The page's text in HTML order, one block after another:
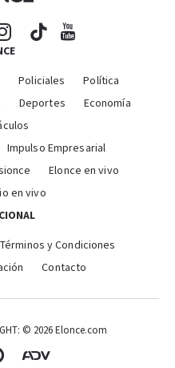
Policiales
Política
Deportes
Economía
Impulso Empresarial
Elonce en vivo
en vivo
Términos y Condiciones
Contacto
© 2026 Elonce.com